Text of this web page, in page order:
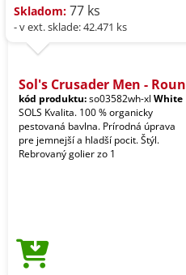
Skladom: 77 ks
- v ext. sklade: 42.471 ks
Sol's Crusader Men - Roun
kód produktu:so03582wh-xl White
SOLS Kvalita. 100 % organicky
pestovaná bavlna. Prírodná úprava
pre jemnejší a hladší pocit. Štýl.
Rebrovaný golier zo 1